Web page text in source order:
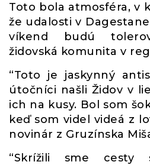
Toto bola atmosféra, v
že udalosti v
víkend budú
židovská komunita v
“Toto je jaskynný
útočníci našli Židov v
ich na kusy. Bol som
keď som videl videá z
novinár z Gruzínska
“Skrížili sme cesty